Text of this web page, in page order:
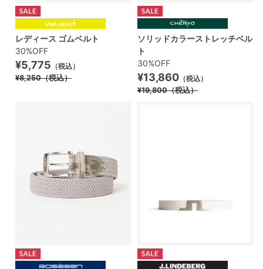
レディース ゴムベルト
30%OFF
¥5,775 （税込）
¥8,250（税込）
ソリッドカラーストレッチベル
ト
30%OFF
¥13,860 （税込）
¥19,800（税込）